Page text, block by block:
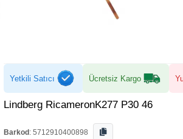
Yetkili Satıcı Ücretsiz Kargo
Lindberg RicameronK277 P30 46
Barkod : 5712910400898